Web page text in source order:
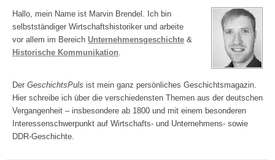
Hallo, mein Name ist Marvin Brendel. Ich bin
selbstständiger Wirtschaftshistoriker und arbeite
vor allem im Bereich Unternehmensgeschichte &
Historische Kommunikation
Der GeschichtsPuls ist mein ganz persönliches Geschichtsmagazin.
Hier schreibe ich über die verschiedensten Themen aus der deutschen
Vergangenheit – insbesondere ab 1800 und mit einem besonderen
Interessenschwerpunkt auf Wirtschafts- und Unternehmens- sowie
DDR-Geschichte.